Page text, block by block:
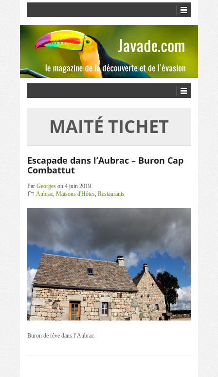
MAITÉ TICHET
Escapade dans l’Aubrac – Buron Cap
Combattut
Par Georges on 4 juin 2019
Aubrac Maisons d'Hôtes Restaurants
Buron de rêve dans l’Aubrac